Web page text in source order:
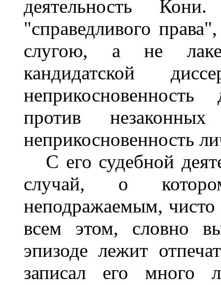
деятельность
"справедливого
слугою, а не
кандидатской
против
неприкосновенность
С его судебной
случай, о
неподражаемым, чисто
всем этом, словно
эпизоде лежит
записал его много